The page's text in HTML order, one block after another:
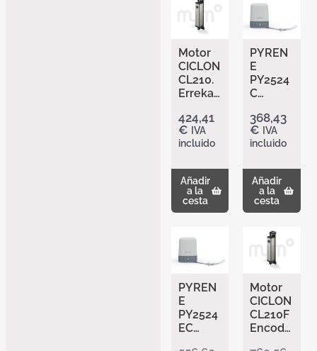
Motor
CICLON
CL210.
Erreka.
batient
es
hasta
400kg
424,41
€ IVA
incluido
Añadir
a la
cesta
PYREN
E
PY2524
C
A –
Motor
maestr
brazo
articula
do
24Vdc
para
puertas
batient
hasta
2,5m
368,43
€ IVA
incluido
Añadir
a la
cesta
PYREN
E
PY2524
EC
Motor
CICLON
CL210F
Encode